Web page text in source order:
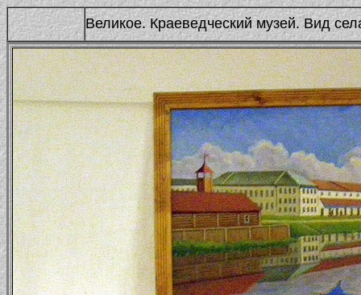
Великое. Краеведческий музей. Вид